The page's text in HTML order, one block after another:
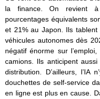
la finance. On revient à
pourcentages équivalents
et 21% au Japon. Ils
véhicules autonomes dès
négatif énorme sur
camions. Ils anticipent
distribution. D’ailleurs,
douchettes de self-service
en ligne est plus en cause.